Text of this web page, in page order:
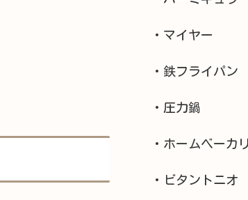
・マイヤー
・鉄フライパン
・圧力鍋
・ホームベーカ
・ビタントニオ